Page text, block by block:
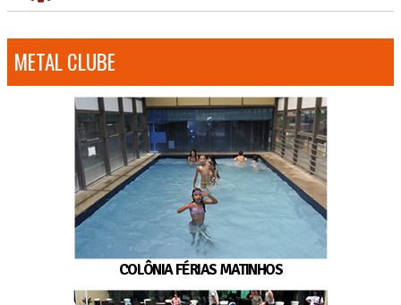
METAL CLUBE
COLÔNIA FÉRIAS MATINHOS